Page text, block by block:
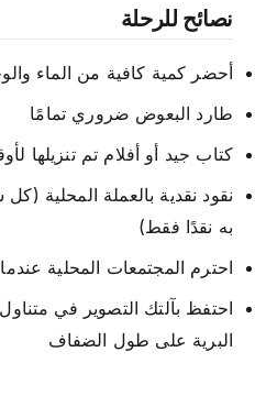
نصائح للرحلة
أحضر كمية كافية من الماء
طارد البعوض ضروري تمامًا
كتاب جيد أو أفلام تم تنزيلها
نقود نقدية بالعملة المحلية
به نقدًا فقط)
احترم المجتمعات المحلية
احتفظ بآلتك التصوير في
البرية على طول الضفاف